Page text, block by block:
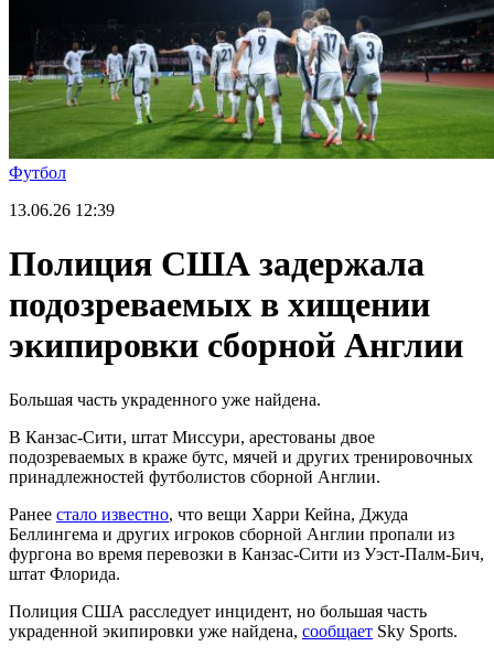
Футбол
13.06.26 12:39
Полиция США задержала
подозреваемых в хищении
экипировки сборной Англии
Большая часть украденного уже найдена.
В Канзас-Сити, штат Миссури, арестованы двое
подозреваемых в краже бутс, мячей и других тренировочных
принадлежностей футболистов сборной Англии.
Ранее стало известно, что вещи Харри Кейна, Джуда
Беллингема и других игроков сборной Англии пропали из
фургона во время перевозки в Канзас-Сити из Уэст-Палм-Бич,
штат Флорида.
Полиция США расследует инцидент, но большая часть
украденной экипировки уже найдена, сообщает Sky Sports.